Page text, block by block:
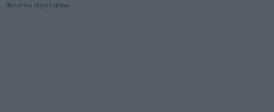
literatura obyczajowa